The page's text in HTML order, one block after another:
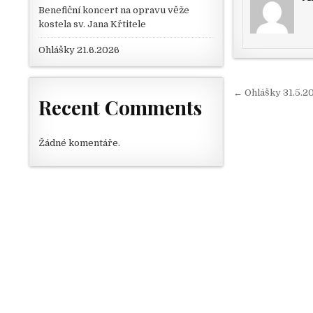
← Ohlášky
Benefiční koncert na opravu věže
kostela sv. Jana Křtitele
Ohlášky 21.6.2026
Recent Comments
Žádné komentáře.